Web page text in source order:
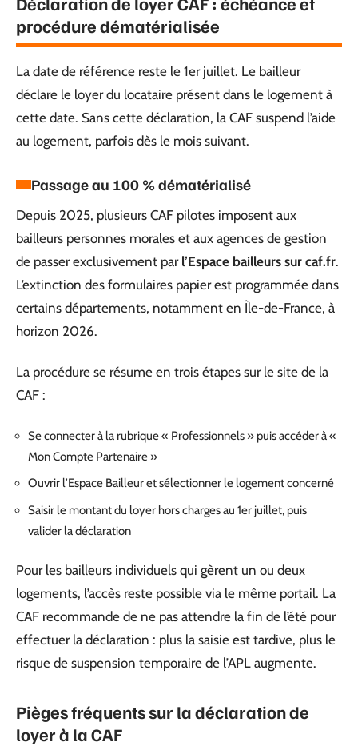
procédure dématérialisée
La date de référence reste le 1er juillet. Le bailleur
déclare le loyer du locataire présent dans le logement à
cette date. Sans cette déclaration, la CAF suspend l’aide
au logement, parfois dès le mois suivant.
Passage au 100 % dématérialisé
Depuis 2025, plusieurs CAF pilotes imposent aux
bailleurs personnes morales et aux agences de gestion
de passer exclusivement par l’Espace bailleurs sur caf.fr.
L’extinction des formulaires papier est programmée dans
certains départements, notamment en Île-de-France, à
horizon 2026.
La procédure se résume en trois étapes sur le site de la
CAF :
Se connecter à la rubrique « Professionnels » puis accéder à «
Mon Compte Partenaire »
Ouvrir l’Espace Bailleur et sélectionner le logement concerné
Saisir le montant du loyer hors charges au 1er juillet, puis
valider la déclaration
Pour les bailleurs individuels qui gèrent un ou deux
logements, l’accès reste possible via le même portail. La
CAF recommande de ne pas attendre la fin de l’été pour
effectuer la déclaration : plus la saisie est tardive, plus le
risque de suspension temporaire de l’APL augmente.
Pièges fréquents sur la déclaration de
loyer à la CAF